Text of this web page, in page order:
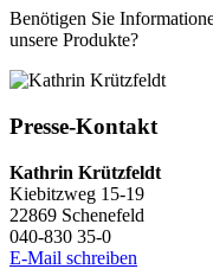
Benötigen Sie
unsere Produkte?
Presse-Kontakt
Kathrin Krützfeldt
Kiebitzweg 15-19
22869 Schenefeld
040-830 35-0
E-Mail schreiben